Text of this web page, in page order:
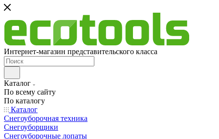
Интернет-магазин представительского класса
Каталог
По всему сайту
По каталогу
Каталог
Снегоуборочная техника
Снегоуборщики
Снегоуборочные лопаты